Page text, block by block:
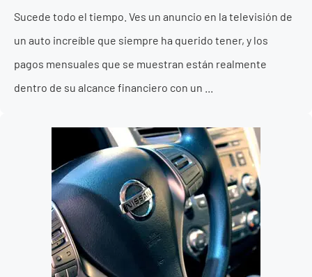
Sucede todo el tiempo. Ves un anuncio en la televisión de
un auto increíble que siempre ha querido tener, y los
pagos mensuales que se muestran están realmente
dentro de su alcance financiero con un ...